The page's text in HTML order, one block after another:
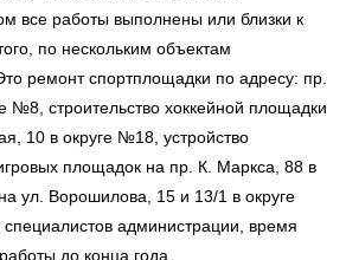
все работы выполнены или близки к
по нескольким объектам
ремонт спортплощадки по адресу: пр.
№8, строительство хоккейной площадки
10 в округе №18, устройство
площадок на пр. К. Маркса, 88 в
ул. Ворошилова, 15 и 13/1 в округе
администрации, время
до конца года.